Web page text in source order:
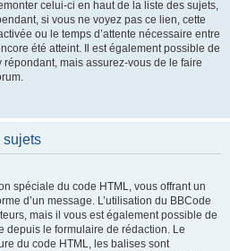
celui-ci en haut de la liste des sujets,
si vous ne voyez pas ce lien, cette
ou le temps d’attente nécessaire entre
été atteint. Il est également possible de
mais assurez-vous de le faire
sujets
spéciale du code HTML, vous offrant un
d’un message. L’utilisation du BBCode
mais il vous est également possible de
depuis le formulaire de rédaction. Le
du code HTML, les balises sont